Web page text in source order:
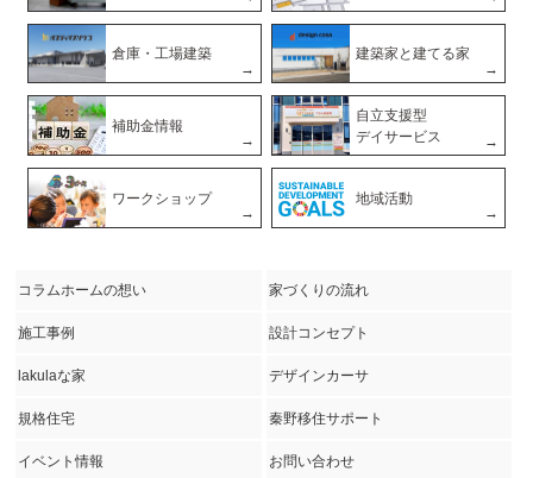
倉庫・工場建築 建築家と建てる家
補助金情報
自立支援型
デイサービス
ワークショップ 地域活動
コラムホームの想い 家づくりの流れ
施工事例 設計コンセプト
lakulaな家 デザインカーサ
規格住宅 秦野移住サポート
イベント情報 お問い合わせ